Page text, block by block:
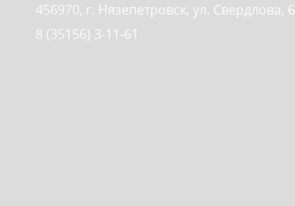
456970, г. Нязепетровск, ул. Свердлова, 6
8 (35156) 3-11-61